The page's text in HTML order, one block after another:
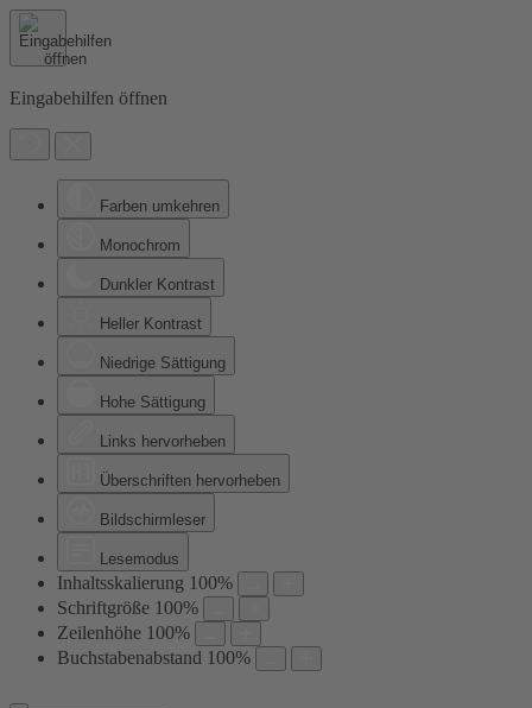
Eingabehilfen öffnen
Farben umkehren
Monochrom
Dunkler Kontrast
Heller Kontrast
Niedrige Sättigung
Hohe Sättigung
Links hervorheben
Überschriften hervorheben
Bildschirmleser
Lesemodus
Inhaltsskalierung 100%
Schriftgröße 100%
Zeilenhöhe 100%
Buchstabenabstand 100%